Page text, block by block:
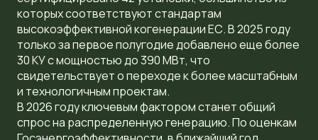
которых соответствуют стандартам
высокоэффективной когенерации ЕС. В 2025 году
только за первое полугодие добавлено еще более
30 КУ с мощностью до 390 МВт, что
свидетельствует о переходе к более масштабным
и технологичным проектам.
В 2026 году ключевым фактором станет общий
спрос на распределенную генерацию. По оценкам